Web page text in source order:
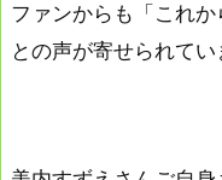
ファンからも「これか
との声が寄せられてい